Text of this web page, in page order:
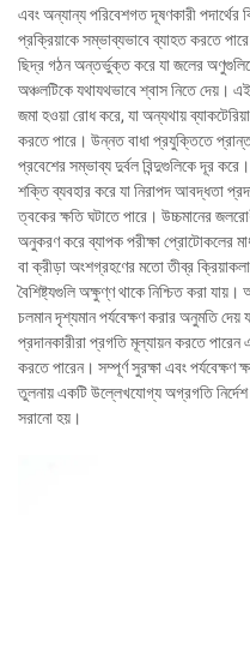
এবং অন্যান্য পরিবেশগত দূষণকারী পদার্থের
প্রক্রিয়াকে সম্ভাব্যভাবে ব্যাহত করতে
ছিদ্র গঠন অন্তর্ভুক্ত করে যা জলের
অঞ্চলটিকে যথাযথভাবে শ্বাস নিতে দেয়। এই
জমা হওয়া রোধ করে, যা অন্যথায়
করতে পারে। উন্নত বাধা প্রযুক্তিতে
প্রবেশের সম্ভাব্য দুর্বল বিন্দুগুলিকে দূর
শক্তি ব্যবহার করে যা নিরাপদ আবদ্ধতা
ত্বকের ক্ষতি ঘটাতে পারে। উচ্চমানের
অনুকরণ করে ব্যাপক পরীক্ষা প্রোটোকলের
বা ক্রীড়া অংশগ্রহণের মতো তীব্র
বৈশিষ্ট্যগুলি অক্ষুণ্ণ থাকে নিশ্চিত করা
চলমান দৃশ্যমান পর্যবেক্ষণ করার অনুমতি দেয়
প্রদানকারীরা প্রগতি মূল্যায়ন করতে
করতে পারেন। সম্পূর্ণ সুরক্ষা এবং
তুলনায় একটি উল্লেখযোগ্য অগ্রগতি
সরানো হয়।